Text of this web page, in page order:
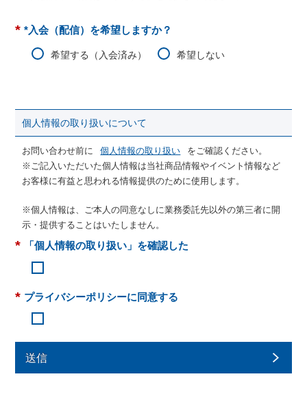
* *入会（配信）を希望しますか？
希望する（入会済み） 希望しない
個人情報の取り扱いについて
お問い合わせ前に 個人情報の取り扱い
をご確認ください。
※ご記入いただいた個人情報は当社商品情報やイベント情報など
お客様に有益と思われる情報提供のために使用します。
※個人情報は、ご本人の同意なしに業務委託先以外の第三者に開
示・提供することはいたしません。
* 「個人情報の取り扱い」を確認した
* プライバシーポリシーに同意する
送信